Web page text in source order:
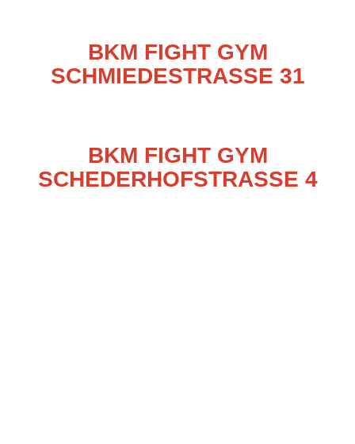
BKM FIGHT GYM
SCHMIEDESTRASSE 31
BKM FIGHT GYM
SCHEDERHOFSTRASSE 4